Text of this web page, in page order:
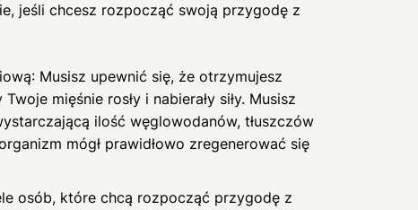
jeśli chcesz rozpocząć swoją przygodę z
Musisz upewnić się, że otrzymujesz
mięśnie rosły i nabierały siły. Musisz
ilość węglowodanów, tłuszczów
mógł prawidłowo zregenerować się
osób, które chcą rozpocząć przygodę z